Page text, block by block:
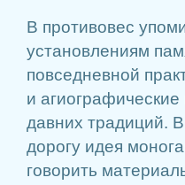
В противовес
установлениям
повседневной
и
давних традиций.
дорогу идея
говорить